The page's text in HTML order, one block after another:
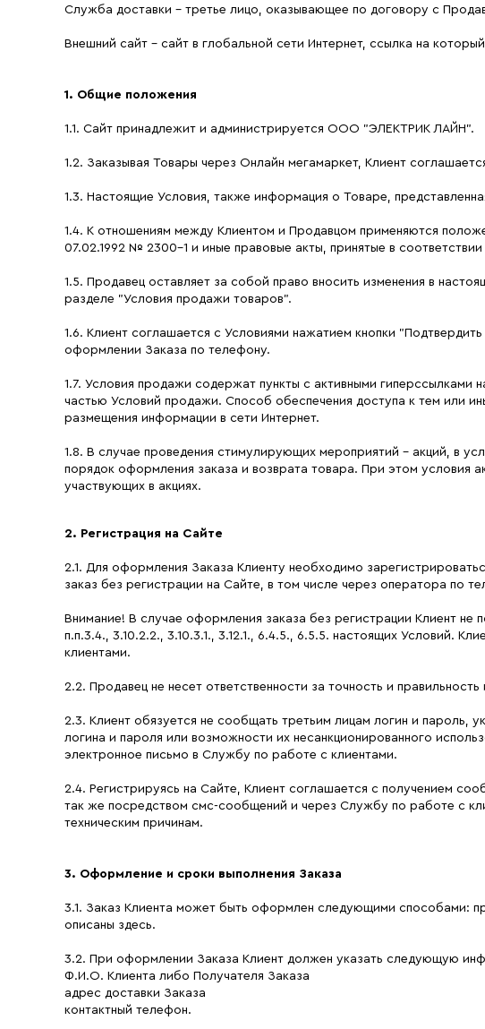
Служба доставки - третье лицо, оказывающее по договору с
Внешний сайт - сайт в глобальной сети Интернет, ссылка на
1. Общие положения
1.1. Сайт принадлежит и администрируется ООО "ЭЛЕКТРИК ЛАЙН".
1.2. Заказывая Товары через Онлайн мегамаркет, Клиент
1.3. Настоящие Условия, также информация о Товаре,
1.4. К отношениям между Клиентом и Продавцом применяются
07.02.1992 № 2300-1 и иные правовые акты, принятые в соответствии
1.5. Продавец оставляет за собой право вносить изменения в
разделе "Условия продажи товаров".
1.6. Клиент соглашается с Условиями нажатием кнопки
оформлении Заказа по телефону.
1.7. Условия продажи содержат пункты с активными
частью Условий продажи. Способ обеспечения доступа к тем или
размещения информации в сети Интернет.
1.8. В случае проведения стимулирующих мероприятий - акций, в
порядок оформления заказа и возврата товара. При этом условия
участвующих в акциях.
2. Регистрация на Сайте
2.1. Для оформления Заказа Клиенту необходимо
заказ без регистрации на Сайте, в том числе через оператора по
Внимание! В случае оформления заказа без регистрации Клиент
п.п.3.4., 3.10.2.2., 3.10.3.1., 3.12.1., 6.4.5., 6.5.5. настоящих Условий.
клиентами.
2.2. Продавец не несет ответственности за точность и
2.3. Клиент обязуется не сообщать третьим лицам логин и пароль,
логина и пароля или возможности их несанкционированного
электронное письмо в Службу по работе с клиентами.
2.4. Регистрируясь на Сайте, Клиент соглашается с получением
так же посредством смс-сообщений и через Службу по работе с
техническим причинам.
3. Оформление и сроки выполнения Заказа
3.1. Заказ Клиента может быть оформлен следующими способами:
описаны здесь.
3.2. При оформлении Заказа Клиент должен указать следующую
Ф.И.О. Клиента либо Получателя Заказа
адрес доставки Заказа
контактный телефон.